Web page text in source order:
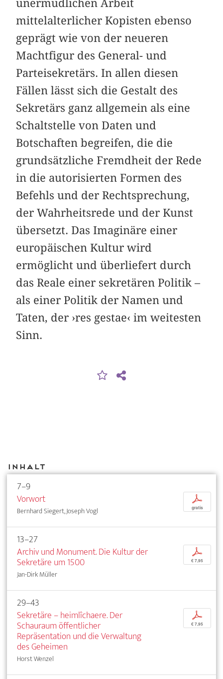
unermüdlichen Arbeit
mittelalterlicher Kopisten ebenso
geprägt wie von der neueren
Machtfigur des General- und
Parteisekretärs. In allen diesen
Fällen lässt sich die Gestalt des
Sekretärs ganz allgemein als eine
Schaltstelle von Daten und
Botschaften begreifen, die die
grundsätzliche Fremdheit der Rede
in die autorisierten Formen des
Befehls und der Rechtsprechung,
der Wahrheitsrede und der Kunst
übersetzt. Das Imaginäre einer
europäischen Kultur wird
ermöglicht und überliefert durch
das Reale einer sekretären Politik –
als einer Politik der Namen und
Taten, der ›res gestae‹ im weitesten
Sinn.
Inhalt
7–9
Vorwort
Bernhard Siegert, Joseph Vogl
p
gratis
13–27
Archiv und Monument. Die Kultur der
Sekretäre um 1500
Jan-Dirk Müller
p
€ 7,95
29–43
Sekretäre – heimlîchaere. Der
Schauraum öffentlicher
Repräsentation und die Verwaltung
des Geheimen
Horst Wenzel
p
€ 7,95